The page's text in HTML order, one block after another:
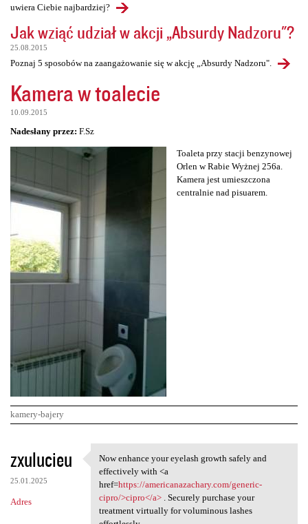
uwiera Ciebie najbardziej?
Jak wziąć udział w akcji „Absurdy Nadzoru"?
25.08.2015
Poznaj 5 sposobów na zaangażowanie się w akcję „Absurdy Nadzoru".
Kamera w toalecie
10.09.2015
Nadesłany przez: F.Sz
Toaleta przy stacji benzynowej
Orlen w Rabie Wyżnej 256a.
Kamera jest umieszczona
centralnie nad pisuarem.
kamery-bajery
K
o
m
e
zxulucieu
25.01.2025
Adres
Now enhance your eyelash
Now enhance your eyelash growth safely and
effectively with <a
href=https://americanazachary.com/generic-
cipro/>cipro</a>. Securely purchase your
treatment virtually for voluminous lashes